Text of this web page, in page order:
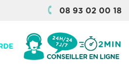
08 93 02 00 18